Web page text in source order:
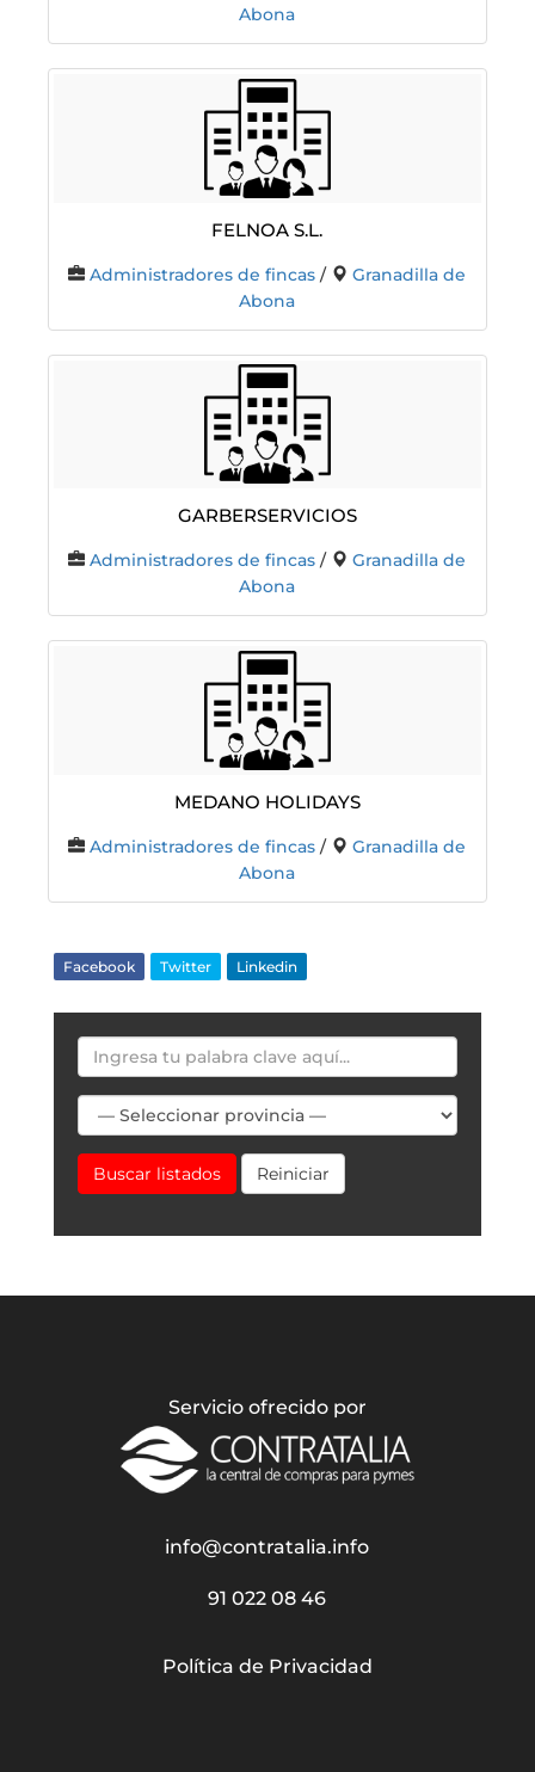
Abona
FELNOA S.L.
Administradores de fincas /
Granadilla de
Abona
GARBERSERVICIOS
Administradores de fincas /
Granadilla de
Abona
MEDANO HOLIDAYS
Administradores de fincas /
Granadilla de
Abona
Facebook Twitter Linkedin
Buscar listados Reiniciar
Servicio ofrecido por
info@contratalia.info
91 022 08 46
Política de Privacidad